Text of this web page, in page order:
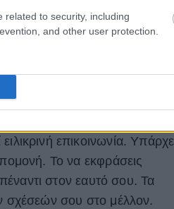
related to security, including
and other user protection.
τη σιωπή αντί για τη
επικοινωνία.
Το να εκφράσεις
στον εαυτό σου. Τα
σχέσεών σου στο μέλλον.